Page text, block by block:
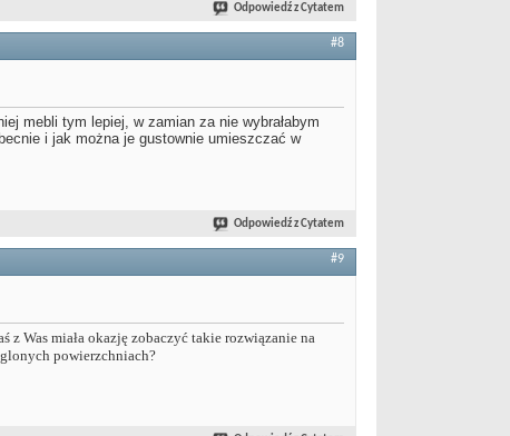
Odpowiedź z Cytatem
#8
mebli tym lepiej, w zamian za nie wybrałabym
i jak można je gustownie umieszczać w
Odpowiedź z Cytatem
#9
z Was miała okazję zobaczyć takie rozwiązanie na
powierzchniach?